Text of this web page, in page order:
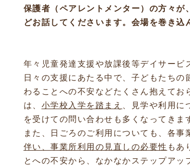
保護者（ペアレントメンター）の方々
どお話してくださいます。会場を巻き
年々児童発達支援や放課後等デイサービ
日々の支援にあたる中で、子どもたち
わることへの不安などたくさん抱えてお
は、 小学校入学を踏まえ
、見学や利用
を受けての問い合わせも多くなってきま
また、日ごろのご利用についても、各事
伴い、事業所利用の見直しの必要性 もあ
とへの不安から、なかなかステップア